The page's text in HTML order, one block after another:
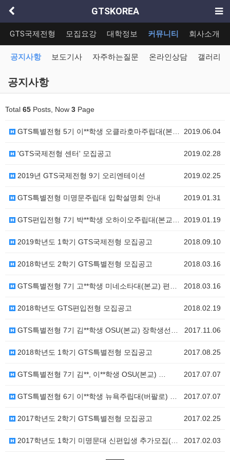
GTSKOREA
GTS국제전형 모집요강 대학정보 커뮤니티 회사소개
공지사항 보도기사 자주하는질문 온라인상담 갤러리
공지사항
Total 65 Posts, Now 3 Page
2019.06.04
GTS특별전형 5기 이**학생 오클라호마주립대(본교) …
2019.02.28
'GTS국제전형 센터' 모집공고
2019.02.25
2019년 GTS국제전형 9기 오리엔테이션
2019.01.31
GTS특별전형 미명문주립대 입학설명회 안내
2019.01.19
GTS편입전형 7기 박**학생 오하이오주립대(본교) 편…
2018.09.10
2019학년도 1학기 GTS국제전형 모집공고
2018.03.16
2018학년도 2학기 GTS특별전형 모집공고
2018.03.16
GTS특별전형 7기 고**학생 미네소타대(본교) 편입 …
2018.02.19
2018학년도 GTS편입전형 모집공고
2017.11.06
GTS특별전형 7기 김**학생 OSU(본교) 장학생선정…
2017.08.25
2018학년도 1학기 GTS특별전형 모집공고
2017.07.07
GTS특별전형 7기 김**, 이**학생 OSU(본교) …
2017.07.07
GTS특별전형 6기 이**학생 뉴욕주립대(버팔로) 편입…
2017.02.25
2017학년도 2학기 GTS특별전형 모집공고
2017.02.03
2017학년도 1학기 미명문대 신편입생 추가모집(GTS…